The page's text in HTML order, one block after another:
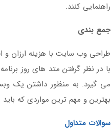
راهنمایی کنند.
جمع بندی
طراحی وب سایت با هزینه ارزان و
با در نظر گرفتن متد های روز
می گیرد. به منظور داشتن یک
بهترین و مهم ترین مواردی که
سوالات متداول